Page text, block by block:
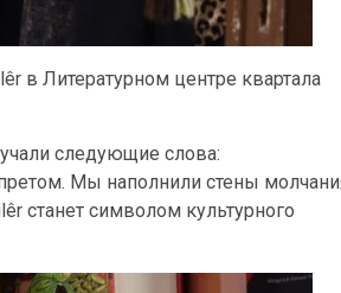
в Литературном центре квартала
следующие слова:
Мы наполнили стены
станет символом культурного